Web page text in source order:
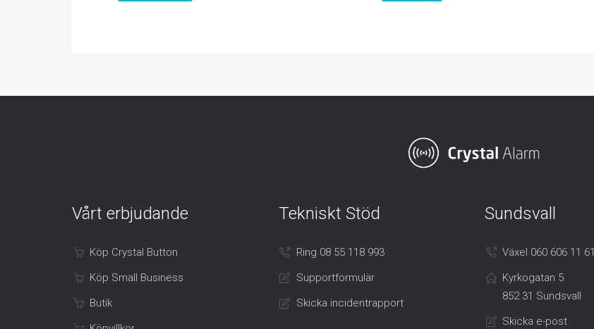
Vårt erbjudande
Köp Crystal Button
Köp Small Business
Butik
Tekniskt Stöd
Ring 08 55 118 993
Supportformulär
Skicka incidentrapport
Sundsvall
Växel 060 606 11 61
Kyrkogatan 5
852 31 Sundsvall
Skicka e-post